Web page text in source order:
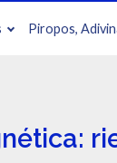
Piropos,